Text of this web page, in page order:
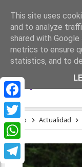
Facebook
Twitter
WhatsApp
MUERE
MAQUIS DE
Inicio Actualidad
This site uses
and to analyze
shared with
metrics to ensure
statistics, and to